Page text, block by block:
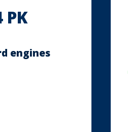
PK
engines